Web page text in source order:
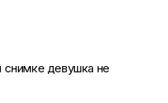
снимке девушка не